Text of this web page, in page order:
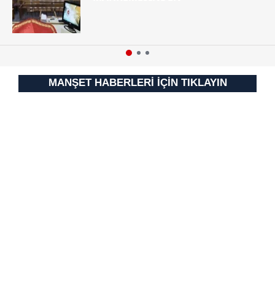
Sitemizde kendimize ve üçüncü kişilere ait çerezler
kullanılmaktadır. Bu çerezler vasıtasıyla çeşitli kişisel
verileriniz işlenmekte olup gerekli olan çerezler bilgi
toplumu hizmetlerinin sunulması amacıyla
kılınması ve kişiselleştirilmesi ve sizlere yönelik
reklam/pazarlama faaliyetlerinin yapılması, amaçlarıyla
MANŞET HABERLERİ İÇİN TIKLAYIN